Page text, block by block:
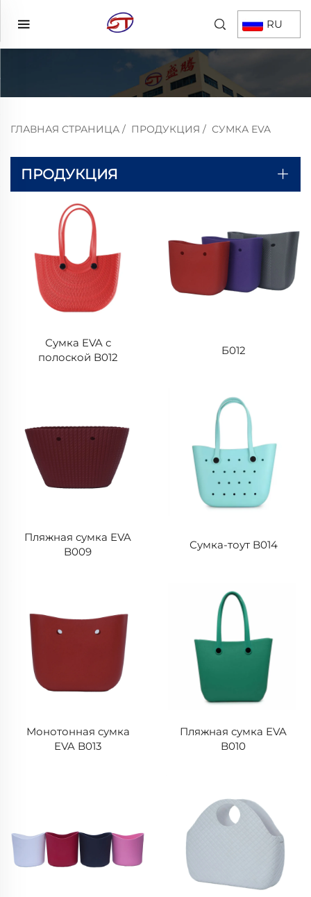
RU
ГЛАВНАЯ СТРАНИЦА / ПРОДУКЦИЯ / СУМКА EVA
ПРОДУКЦИЯ
Сумка EVA с
полоской B012
Б012
Пляжная сумка EVA
B009
Сумка-тоут B014
Монотонная сумка
EVA B013
Пляжная сумка EVA
B010